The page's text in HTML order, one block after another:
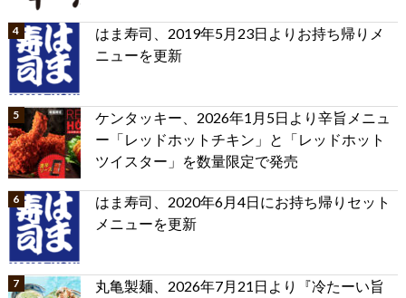
はま寿司、2019年5月23日よりお持ち帰りメ
ニューを更新
ケンタッキー、2026年1月5日より辛旨メニュ
ー「レッドホットチキン」と「レッドホット
ツイスター」を数量限定で発売
はま寿司、2020年6月4日にお持ち帰りセット
メニューを更新
丸亀製麺、2026年7月21日より『冷たーい旨